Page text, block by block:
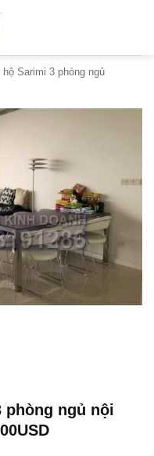
Sarimi 3 phòng ngủ
phòng ngủ nội